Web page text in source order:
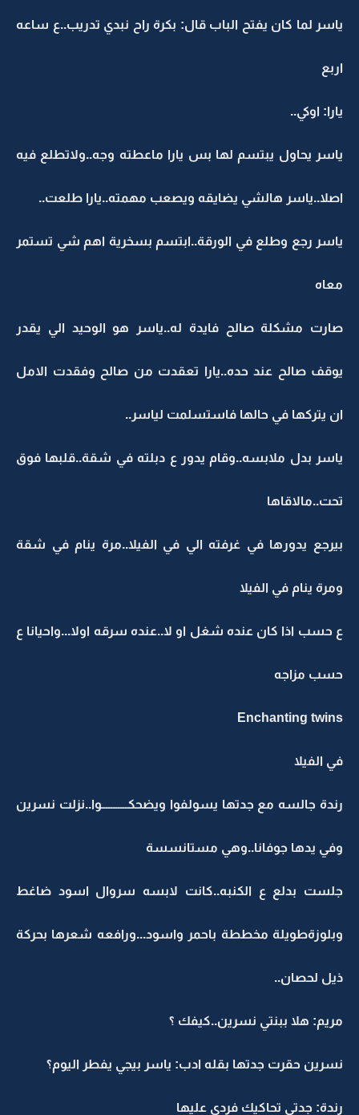
ياسر لما كان يفتح الباب قال: بكرة راح نبدي تدريب..ع ساعه
اربع
يارا: اوكي..
ياسر يحاول يبتسم لها بس يارا ماعطته وجه..ولاتطلع فيه
اصلا..ياسر هالشي يضايقه ويصعب مهمته..يارا طلعت..
ياسر رجع وطلع في الورقة..ابتسم بسخرية اهم شي تستمر
معاه
صارت مشكلة صالح فايدة له..ياسر هو الوحيد الي يقدر
يوقف صالح عند حده..يارا تعقدت من صالح وفقدت الامل
ان يتركها في حالها فاستسلمت لياسر..
ياسر بدل ملابسه..وقام يدور ع دبلته في شقة..قلبها فوق
تحت..مالاقاها
بيرجع يدورها في غرفته الي في الفيلا..مرة ينام في شقة
ومرة ينام في الفيلا
ع حسب اذا كان عنده شغل او لا..عنده سرقه اولا...واحيانا ع
حسب مزاجه
Enchanting twins
في الفيلا
رندة جالسه مع جدتها يسولفوا ويضحكـــــــــــوا..نزلت نسرين
وفي يدها جوفانا..وهي مستانسسة
جلست بدلع ع الكنبه..كانت لابسه سروال اسود ضاغط
وبلوزةطويلة مخططة باحمر واسود...ورافعه شعرها بحركة
ذيل لحصان..
مريم: هلا ببنتي نسرين..كيفك ؟
نسرين حقرت جدتها بقله ادب: ياسر بيجي يفطر اليوم؟
رندة: جدتي تحاكيك فردي عليها